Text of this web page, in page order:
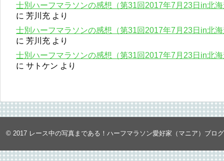
士別ハーフマラソンの感想（第31回2017年7月23日in北
に 芳川充 より
士別ハーフマラソンの感想（第31回2017年7月23日in北
に 芳川充 より
士別ハーフマラソンの感想（第31回2017年7月23日in北
に サトケン より
© 2017 レース中の写真まである！ハーフマラソン愛好家（マニア）ブロ